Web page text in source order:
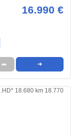
16.990 €
➦ ➜